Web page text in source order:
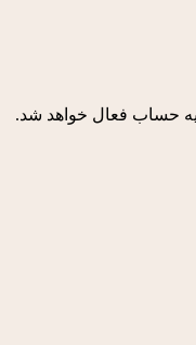
حساب فعال خواهد شد.